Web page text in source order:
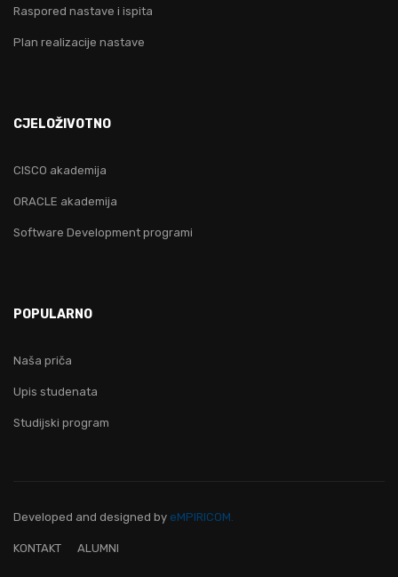
Raspored nastave i ispita
Plan realizacije nastave
CJELOŽIVOTNO
CISCO akademija
ORACLE akademija
Software Development programi
POPULARNO
Naša priča
Upis studenata
Studijski program
Developed and designed by eMPIRICOM.
KONTAKT ALUMNI